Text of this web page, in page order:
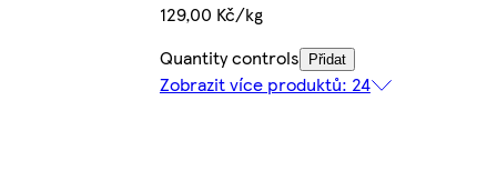
129,00 Kč/kg
Quantity controls
Přidat
Zobrazit více produktů: 24